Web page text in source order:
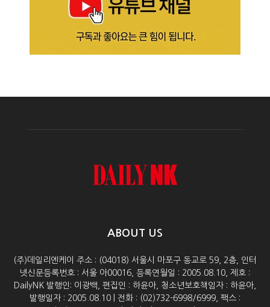
ABOUT US
(주)데일리엔케이 주소 : (04018) 서울시 마포구 동교로 59, 2층, 인터
넷신문등록번호 : 서울 아00016, 등록연월일 : 2005.08.10, 제호 :
DailyNK 발행인: 이광백, 편집인 : 하윤아, 청소년보호책임자 : 하윤아,
발행일자 : 2005.08.10 | 전화 : (02)732-6998/6999, 팩스 :